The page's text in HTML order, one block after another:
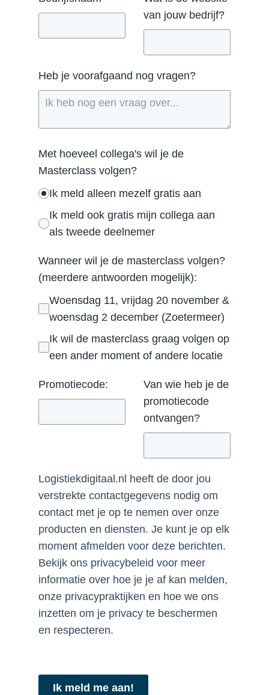
van jouw bedrijf?
Heb je voorafgaand nog vragen?
Met hoeveel collega's wil je de
Masterclass volgen?
Ik meld alleen mezelf gratis aan
Ik meld ook gratis mijn collega aan
als tweede deelnemer
Wanneer wil je de masterclass volgen?
(meerdere antwoorden mogelijk):
Woensdag 11, vrijdag 20 november &
woensdag 2 december (Zoetermeer)
Ik wil de masterclass graag volgen op
een ander moment of andere locatie
Promotiecode:
Van wie heb je de
promotiecode
ontvangen?
Logistiekdigitaal.nl heeft de door jou
verstrekte contactgegevens nodig om
contact met je op te nemen over onze
producten en diensten. Je kunt je op elk
moment afmelden voor deze berichten.
Bekijk ons privacybeleid voor meer
informatie over hoe je je af kan melden,
onze privacypraktijken en hoe we ons
inzetten om je privacy te beschermen
en respecteren.
Ik meld me aan!